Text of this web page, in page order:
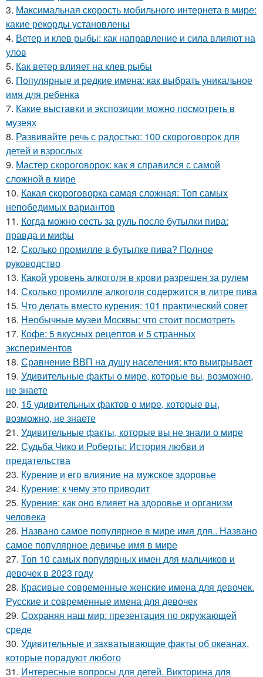
3. Максимальная скорость мобильного интернета в мире:
какие рекорды установлены
4. Ветер и клев рыбы: как направление и сила влияют на
улов
5. Как ветер влияет на клев рыбы
6. Популярные и редкие имена: как выбрать уникальное
имя для ребенка
7. Какие выставки и экспозиции можно посмотреть в
музеях
8. Развивайте речь с радостью: 100 скороговорок для
детей и взрослых
9. Мастер скороговорок: как я справился с самой
сложной в мире
10. Какая скороговорка самая сложная: Топ самых
непобедимых вариантов
11. Когда можно сесть за руль после бутылки пива:
правда и мифы
12. Сколько промилле в бутылке пива? Полное
руководство
13. Какой уровень алкоголя в крови разрешен за рулем
14. Сколько промилле алкоголя содержится в литре пива
15. Что делать вместо курения: 101 практический совет
16. Необычные музеи Москвы: что стоит посмотреть
17. Кофе: 5 вкусных рецептов и 5 странных
экспериментов
18. Сравнение ВВП на душу населения: кто выигрывает
19. Удивительные факты о мире, которые вы, возможно,
не знаете
20. 15 удивительных фактов о мире, которые вы,
возможно, не знаете
21. Удивительные факты, которые вы не знали о мире
22. Судьба Чико и Роберты: История любви и
предательства
23. Курение и его влияние на мужское здоровье
24. Курение: к чему это приводит
25. Курение: как оно влияет на здоровье и организм
человека
26. Названо самое популярное в мире имя для.. Названо
самое популярное девичье имя в мире
27. Топ 10 самых популярных имен для мальчиков и
девочек в 2023 году
28. Красивые современные женские имена для девочек.
Русские и современные имена для девочек
29. Сохраняя наш мир: презентация по окружающей
среде
30. Удивительные и захватывающие факты об океанах,
которые порадуют любого
31. Интересные вопросы для детей. Викторина для